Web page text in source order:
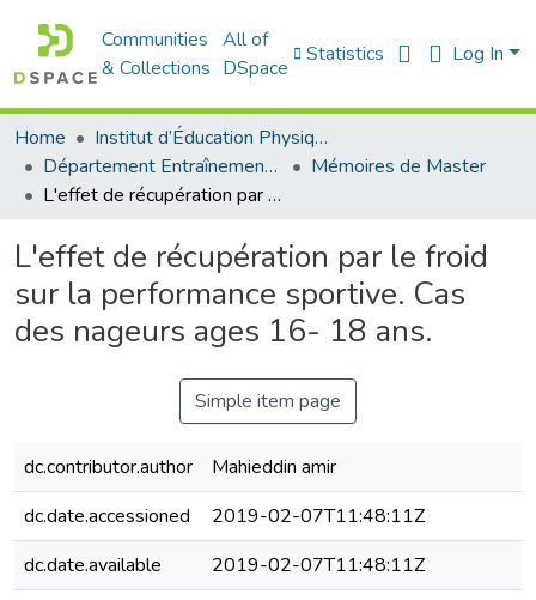
Communities
& Collections
All of
DSpace
Statistics Log In
Home
Institut d’Éducation Physique et Sportive
Département Entraînement Sportif (ES)
Mémoires de Master
L'effet de récupération par le froid sur la performance sportive. Cas des nageurs ages 16- 18 ans.
L'effet de récupération par le froid
sur la performance sportive. Cas
des nageurs ages 16- 18 ans.
Simple item page
dc.contributor.author
Mahieddin amir
dc.date.accessioned
2019-02-07T11:48:11Z
dc.date.available
2019-02-07T11:48:11Z